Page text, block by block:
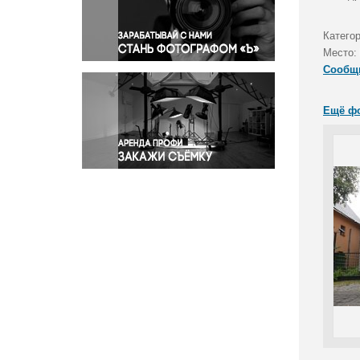
Правосудие
Происшествия и конфликты
Религия
Светская жизнь
Спорт
Экология
Экономика и бизнес
Место:
Ещё